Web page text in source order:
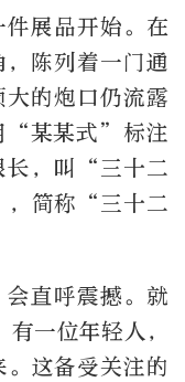
展品开始。在
陈列着一门通
的炮口仍流露
“某某式”标注
长，叫“三十二
，简称“三十二
直呼震撼。就
一位年轻人，
这备受关注的